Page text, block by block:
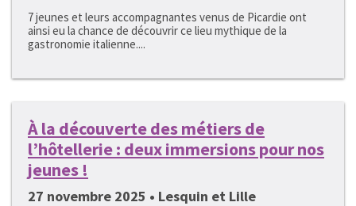
7 jeunes et leurs accompagnantes venus de Picardie ont
ainsi eu la chance de découvrir ce lieu mythique de la
gastronomie italienne....
À la découverte des métiers de
l’hôtellerie : deux immersions pour nos
jeunes !
27 novembre 2025 • Lesquin et Lille